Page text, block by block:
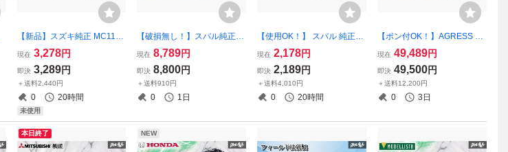
【新品】スズキ純正 MC11S
MC21S ワゴンR バイザー ド
アバイザー ワイドバイザー
左 左側 前後 2枚セット 激安
魔王 即納
現在 3,278円
即決 3,289円
＋送料2,440円
0 20時間
未使用
【破損無し！】スバル純正 G
C8 GF8 インプレッサ WRX
STI 前期 中期 ウインカー ウ
インカーランプ 左 左側 助手
席側 OEW 2159 激安魔王
現在 8,789円
即決 8,800円
＋送料910円
0 1日
【使用OK！】 スバル 純正オ
プション YA5 エクシーガ リ
ア ラゲッジボード トノボー
ド フロアボード トレー 単体
内装 部品 パーツ YA4
現在 2,178円
即決 2,189円
＋送料4,010円
0 20時間
【ポン付OK！】AGRESS YA
5 エクシーガ バンパー フロ
ントバンパー バンパーパネ
ル FRP カラー37J サテンホ
ワイトパール 激安魔王 外装
現在 49,489円
即決 49,500円
＋送料12,200円
0 3日
本日終了 NEW